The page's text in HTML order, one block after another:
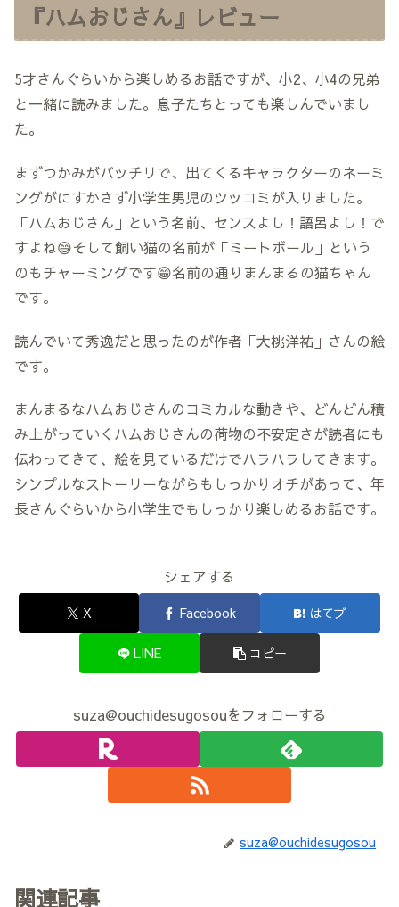
『ハムおじさん』レビュー
5才さんぐらいから楽しめるお話ですが、小2、小4の兄弟
と一緒に読みました。息子たちとっても楽しんでいまし
た。
まずつかみがバッチリで、出てくるキャラクターのネーミ
ングがにすかさず小学生男児のツッコミが入りました。
「ハムおじさん」という名前、センスよし！語呂よし！で
すよね😄そして飼い猫の名前が「ミートボール」という
のもチャーミングです😁名前の通りまんまるの猫ちゃん
です。
読んでいて秀逸だと思ったのが作者「大桃洋祐」さんの絵
です。
まんまるなハムおじさんのコミカルな動きや、どんどん積
み上がっていくハムおじさんの荷物の不安定さが読者にも
伝わってきて、絵を見ているだけでハラハラしてきます。
シンプルなストーリーながらもしっかりオチがあって、年
長さんぐらいから小学生でもしっかり楽しめるお話です。
シェアする
X Facebook はてブ
LINE コピー
suza@ouchidesugosouをフォローする
suza@ouchidesugosou
関連記事